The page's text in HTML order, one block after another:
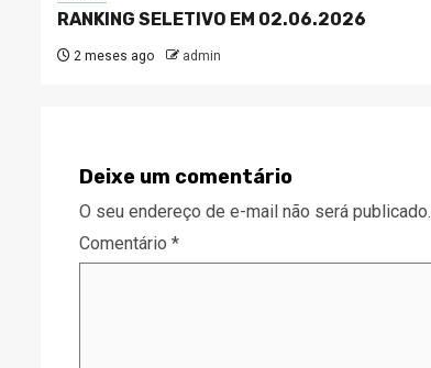
RANKING SELETIVO EM 02.06.2026
2 meses ago admin
Deixe um comentário
O seu endereço de e-mail não será publicado.
Comentário *